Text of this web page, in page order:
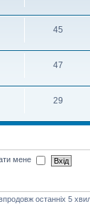
45
47
29
мене
останніх 5